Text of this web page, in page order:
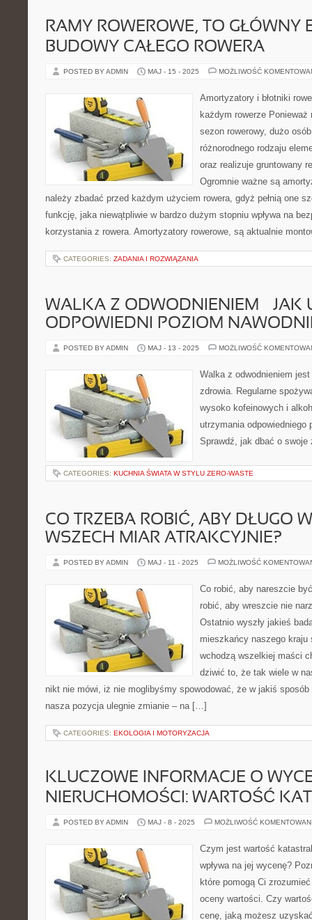
RAMY ROWEROWE, TO GŁÓWNY
BUDOWY CAŁEGO ROWERA
POSTED BY ADMIN MAJ - 15 - 2025 MOŻLIWOŚĆ
Amortyzatory i błotniki
każdym rowerze Ponieważ
sezon rowerowy, dużo
różnorodnego rodzaju
oraz realizuje gruntowany
Ogromnie ważne są
należy zbadać przed każdym użyciem rowera, gdyż pełnią one
funkcję, jaka niewątpliwie w bardzo dużym stopniu wpływa na
korzystania z rowera. Amortyzatory rowerowe, są aktualnie
CATEGORIES: ZADANIA I ROZWIĄZANIA
WALKA Z ODWODNIENIEM – JAK
ODPOWIEDNI POZIOM
POSTED BY ADMIN MAJ - 13 - 2025 MOŻLIWOŚĆ
Walka z odwodnieniem
zdrowia. Regularne
wysoko kofeinowych i
utrzymania odpowiedniego
Sprawdź, jak dbać o swoje
CATEGORIES: KUCHNIA ŚWIATA W STYLU ZERO-WASTE
CO TRZEBA ROBIĆ, ABY DŁUGO
WSZECH MIAR ATRAKCYJNIE?
POSTED BY ADMIN MAJ - 11 - 2025 MOŻLIWOŚĆ
Co robić, aby nareszcie
robić, aby wreszcie nie
Ostatnio wyszły jakieś
mieszkańcy naszego kraju
wchodzą wszelkiej maści
dziwić to, że tak wiele w
nikt nie mówi, iż nie moglibyśmy spowodować, że w jakiś
nasza pozycja ulegnie zmianie – na […]
CATEGORIES: EKOLOGIA I MOTORYZACJA
KLUCZOWE INFORMACJE O
NIERUCHOMOŚCI: WARTOŚĆ
POSTED BY ADMIN MAJ - 8 - 2025 MOŻLIWOŚĆ
Czym jest wartość
wpływa na jej wycenę?
które pomogą Ci
oceny wartości. Czy
cenę, jaką możesz